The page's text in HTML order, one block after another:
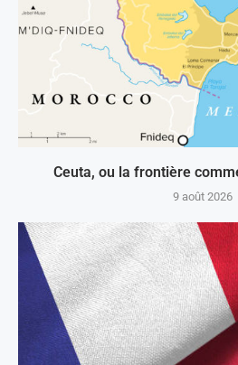
Ceuta, ou la frontière
9 août 2026